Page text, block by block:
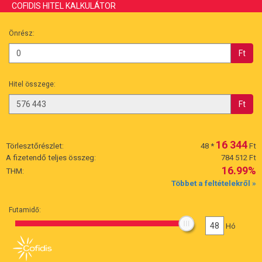
COFIDIS HITEL KALKULÁTOR
Önrész:
Ft
Hitel összege:
Ft
Törlesztőrészlet: 48 * 16 344 Ft
A fizetendő teljes összeg:
784 512 Ft
THM:
16.99%
Többet a feltételekről »
Futamidő:
48 Hó